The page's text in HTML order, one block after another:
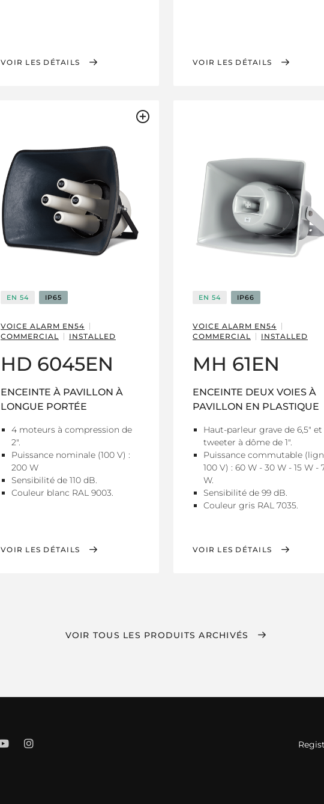
VOIR LES DÉTAILS VOIR LES DÉTAILS
EN 54 IP65
VOICE ALARM EN54
COMMERCIAL
INSTALLED
HD 6045EN
ENCEINTE À PAVILLON À
LONGUE PORTÉE
4 moteurs à compression de
2".
Puissance nominale (100 V) :
200 W
Sensibilité de 110 dB.
Couleur blanc RAL 9003.
VOIR LES DÉTAILS
EN 54 IP66
VOICE ALARM EN54
COMMERCIAL
INSTALLED
MH 61EN
ENCEINTE DEUX VOIES À
PAVILLON EN PLASTIQUE
Haut-parleur grave de 6,5" et
tweeter à dôme de 1".
Puissance commutable
100 V) : 60 W - 30 W - 15 W -
W.
Sensibilité de 99 dB.
Couleur gris RAL 7035.
VOIR LES DÉTAILS
VOIR TOUS LES PRODUITS ARCHIVÉS